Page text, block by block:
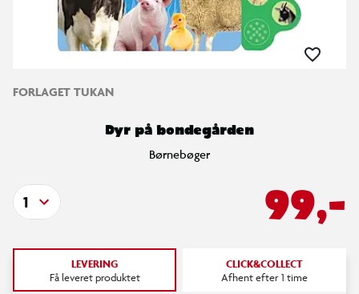
FORLAGET TUKAN
Dyr på bondegården
Børnebøger
99,-
1
LEVERING
Få leveret produktet
CLICK&COLLECT
Afhent efter 1 time